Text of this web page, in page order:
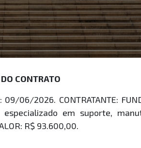
CONTRATO
2026. CONTRATANTE:
especializado em suporte,
R$ 93.600,00.